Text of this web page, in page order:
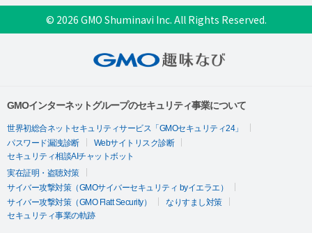
© 2026 GMO Shuminavi Inc. All Rights Reserved.